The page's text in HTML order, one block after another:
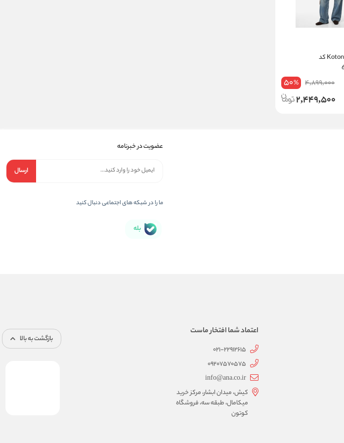
تاپ زنانه کوتون Koton کد
4,899,000
50%
2,449,500
عضویت در خبرنامه
ارسال
ما را در شبکه های اجتماعی دنبال کنید
بله
اعتماد شما افتخار ماست
021-22912615
09207570575
info@ana.co.ir
کیش، میدان ابشار، مرکز خرید
میکامال، طبقه سه، فروشگاه
کوتون
بازگشت به بالا